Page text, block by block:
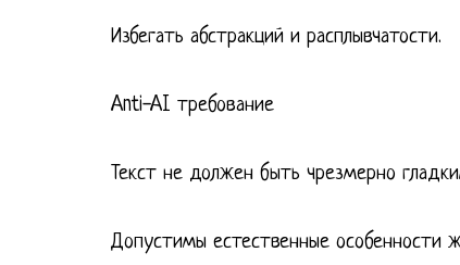
Избегать абстракций и расплывчатости.
Anti-AI требование
Текст не должен быть чрезмерно
Допустимы естественные особенности